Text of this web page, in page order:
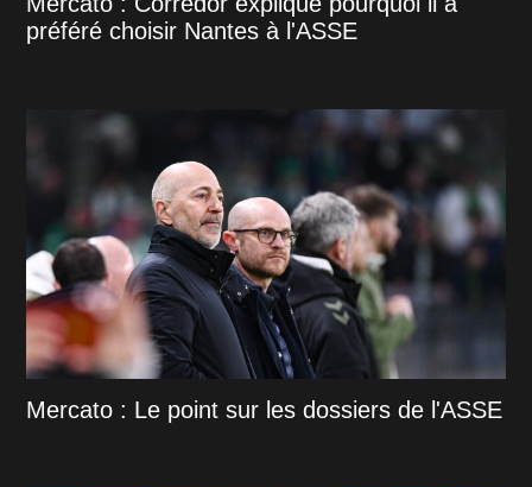
préféré choisir Nantes à l'ASSE
Mercato : Le point sur les dossiers de l'ASSE